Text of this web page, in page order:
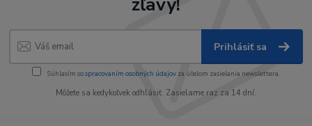
Prihlásiť sa
Súhlasím sospracovaním osobných údajov za účelom zasielania newslettera.
Môžete sa kedykoľvek odhlásiť. Zasielame raz za 14 dní.